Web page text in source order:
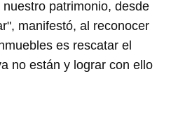
patrimonio, desde
manifestó, al reconocer
es rescatar el
no están y lograr con ello